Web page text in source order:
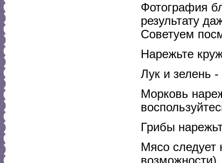
Фотография
результату
Советуем
Нарежьте
Лук и зелень
Морковь
Грибы
Мясо следует